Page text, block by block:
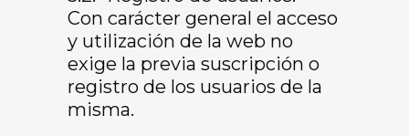
Con carácter general el acceso
y utilización de la web no
exige la previa suscripción o
registro de los usuarios de la
misma.